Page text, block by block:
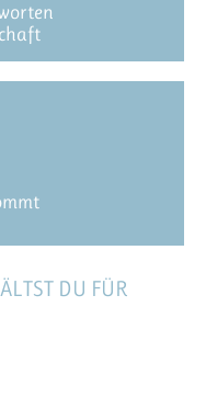
DU FÜR